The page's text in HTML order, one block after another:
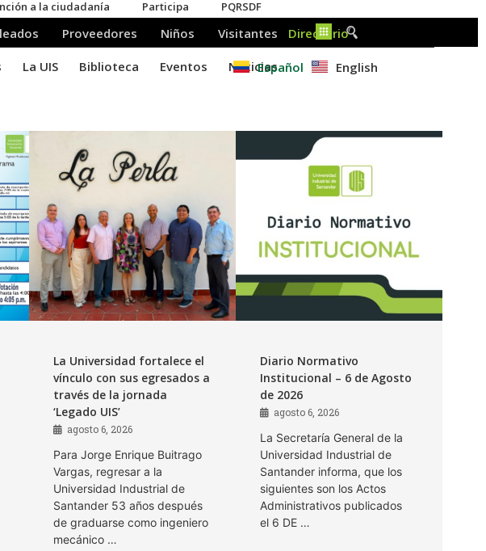
Español English
La Universidad fortalece el
vínculo con sus egresados a
través de la jornada
‘Legado UIS’
agosto 6, 2026
Para Jorge Enrique Buitrago
Vargas, regresar a la
Universidad Industrial de
Santander 53 años después
de graduarse como ingeniero
mecánico …
Diario Normativo
Institucional – 6 de Agosto
de 2026
agosto 6, 2026
La Secretaría General de la
Universidad Industrial de
Santander informa, que los
siguientes son los Actos
Administrativos publicados
el 6 DE …